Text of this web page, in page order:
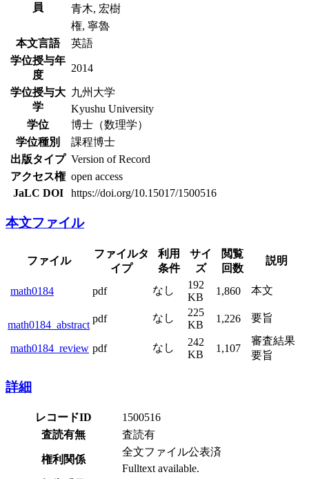
員
青木, 宏樹
権, 寧魯
本文言語
英語
学位授与年
度
2014
学位授与大
学
九州大学
Kyushu University
学位
博士（数理学）
学位種別
課程博士
出版タイプ Version of Record
アクセス権 open access
JaLC DOI
https://doi.org/10.15017/1500516
本文ファイル
ファイル
ファイルタ
イプ
利用
条件
サイ
ズ
閲覧
回数
説明
math0184 pdf なし
192
KB
1,860 本文
math0184_abstract
pdf なし
225
KB
1,226 要旨
math0184_review pdf なし
242
KB
1,107
審査結果
要旨
詳細
レコードID
1500516
査読有無
査読有
権利関係
全文ファイル公表済
Fulltext available.